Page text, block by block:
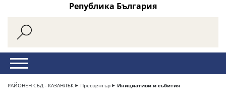
Република България
РАЙОНЕН СЪД - КАЗАНЛЪК Пресцентър Инициативи и събития